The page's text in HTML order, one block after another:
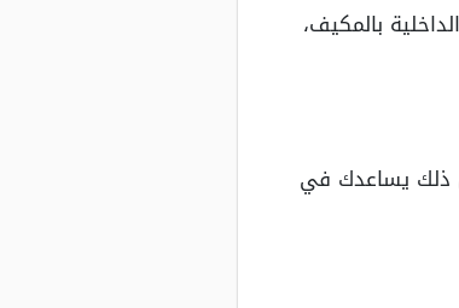
بالمكيف،
ذلك يساعدك في